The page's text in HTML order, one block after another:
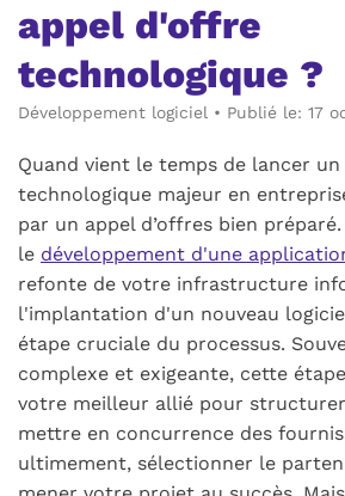
appel d'offre
technologique ?
Développement logiciel • Publié le: 17
Quand vient le temps de lancer
technologique majeur en
par un appel d’offres bien
le développement d'une
refonte de votre infrastructure
l'implantation d'un nouveau
étape cruciale du processus.
complexe et exigeante, cette
votre meilleur allié pour
mettre en concurrence des
ultimement, sélectionner le